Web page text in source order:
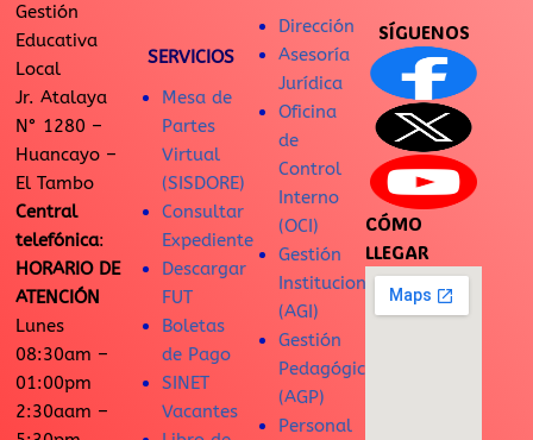
Gestión
Educativa
Local
Jr. Atalaya
N° 1280 –
Huancayo –
El Tambo
Central
telefónica:
HORARIO DE
ATENCIÓN
Lunes
08:30am –
01:00pm
2:30aam –
SERVICIOS
Mesa de
Partes
Virtual
(SISDORE)
Consultar
Expediente
Descargar
FUT
Boletas
de Pago
SINET
Vacantes
Dirección
Asesoría
Jurídica
Oficina
de
Control
Interno
(OCI)
Gestión
Institucional
(AGI)
Gestión
Pedagógica
(AGP)
Personal
SÍGUENOS
CÓMO
LLEGAR